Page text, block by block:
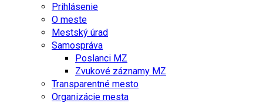
Prihlásenie
O meste
Mestský úrad
Samospráva
Poslanci MZ
Zvukové záznamy MZ
Transparentné mesto
Organizácie mesta